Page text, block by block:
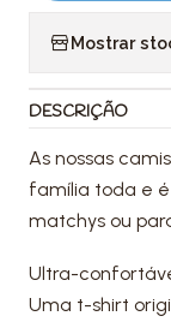
Mostrar
DESCRIÇÃO
As nossas
família toda e
matchys ou
Ultra-
Uma t-shirt